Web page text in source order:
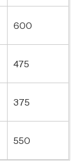
600
475
375
550